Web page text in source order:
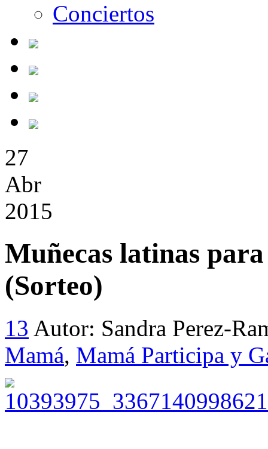
Conciertos
27
Abr
2015
Muñecas latinas
(Sorteo)
13 Autor: Sandra Perez-
Mamá, Mamá Participa y